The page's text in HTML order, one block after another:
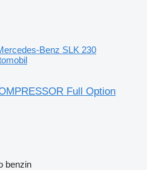
Benz SLK 230
Full Option
benzin